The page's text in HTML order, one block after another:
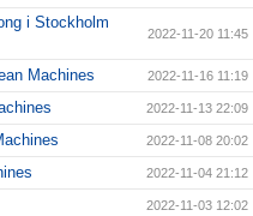
i Stockholm
2022-11-20 11:45
Machines 2022-11-16 11:19
2022-11-13 22:09
2022-11-08 20:02
2022-11-04 21:12
2022-11-03 12:02